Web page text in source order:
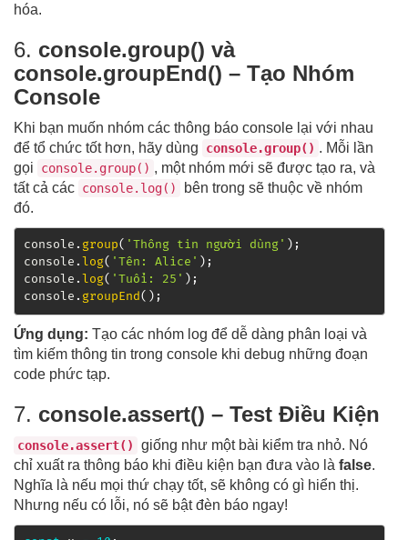
hóa.
6. console.group() và
console.groupEnd() – Tạo Nhóm
Console
Khi bạn muốn nhóm các thông báo console lại với nhau
để tổ chức tốt hơn, hãy dùng
console.group() . Mỗi lần
gọi
console.group() , một nhóm mới sẽ được tạo ra, và
tất cả các console.log()
bên trong sẽ thuộc về nhóm
đó.
console . group( 'Thông tin người dùng' ) ;
console .log( 'Tên: Alice' ) ;
console .log( 'Tuổi: 25' ) ;
console . groupEnd( ) ;
Ứng dụng: Tạo các nhóm log để dễ dàng phân loại và
tìm kiếm thông tin trong console khi debug những đoạn
code phức tạp.
7. console.assert() – Test Điều Kiện
console.assert()
giống như một bài kiểm tra nhỏ. Nó
chỉ xuất ra thông báo khi điều kiện bạn đưa vào là false.
Nghĩa là nếu mọi thứ chạy tốt, sẽ không có gì hiển thị.
Nhưng nếu có lỗi, nó sẽ bật đèn báo ngay!